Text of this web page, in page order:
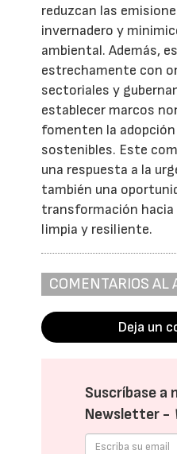
reduzcan las
invernadero y
ambiental. Además,
estrechamente con
sectoriales y
establecer marcos
fomenten la
sostenibles. Este
una respuesta a la
también una
transformación hacia
limpia y resiliente.
COMENTARIOS AL
Deja un
Suscríbase a
Newsletter -